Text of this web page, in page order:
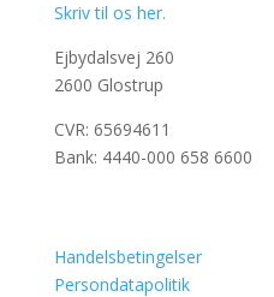
Skriv til os her.
Ejbydalsvej 260
2600 Glostrup
CVR: 65694611
Bank: 4440-000 658 6600
Handelsbetingelser
Persondatapolitik